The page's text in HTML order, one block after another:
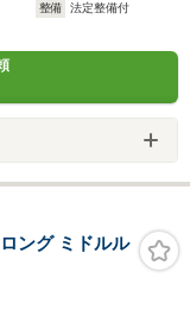
整備
法定整備付
ング ミドルル